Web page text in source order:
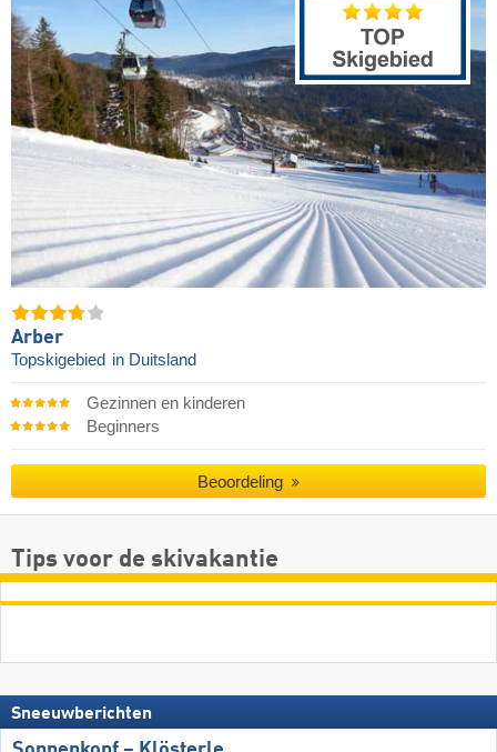
Arber
Topskigebied in Duitsland
Gezinnen en kinderen
Beginners
Beoordeling
Tips voor de skivakantie
Sneeuwberichten